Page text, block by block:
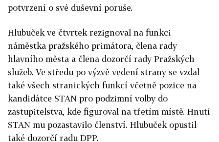
potvrzení o své duševní poruše.
Hlubuček ve čtvrtek rezignoval na funkci
náměstka pražského primátora, člena rady
hlavního města a člena dozorčí rady Pražských
služeb. Ve středu po výzvě vedení strany se vzdal
také všech stranických funkcí včetně pozice na
kandidátce STAN pro podzimní volby do
zastupitelstva, kde figuroval na třetím místě. Hnutí
STAN mu pozastavilo členství. Hlubuček opustil
také dozorčí radu DPP.